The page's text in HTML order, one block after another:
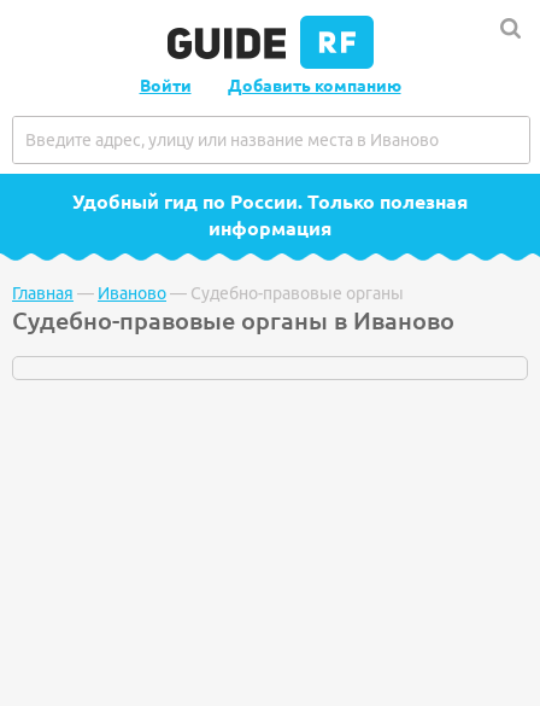
Войти Добавить компанию
Удобный гид по России. Только полезная
информация
Главная — Иваново— Судебно-правовые органы
Судебно-правовые органы в Иваново